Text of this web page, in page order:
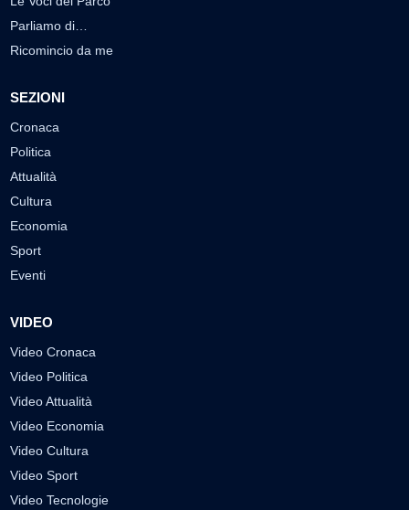
Parliamo di…
Ricomincio da me
SEZIONI
Cronaca
Politica
Attualità
Cultura
Economia
Sport
Eventi
VIDEO
Video Cronaca
Video Politica
Video Attualità
Video Economia
Video Cultura
Video Sport
Video Tecnologie